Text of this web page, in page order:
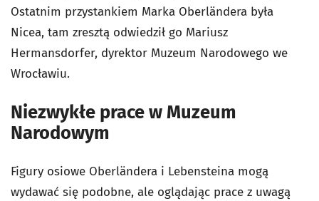
Ostatnim przystankiem Marka Oberländera była
Nicea, tam zresztą odwiedził go Mariusz
Hermansdorfer, dyrektor Muzeum Narodowego we
Wrocławiu.
Niezwykłe prace w Muzeum
Narodowym
Figury osiowe Oberländera i Lebensteina mogą
wydawać się podobne, ale oglądając prace z uwagą